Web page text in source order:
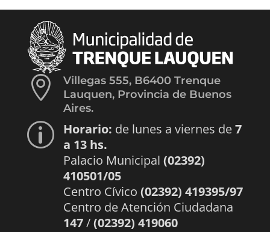

Villegas 555, B6400 Trenque
Lauquen, Provincia de Buenos
Aires.
p Horario: de lunes a viernes de7
a 13 hs.
Palacio Municipal (02392)
410501/05
Centro Cívico (02392) 419395/97
Centro de Atención Ciudadana
147/(02392) 419060